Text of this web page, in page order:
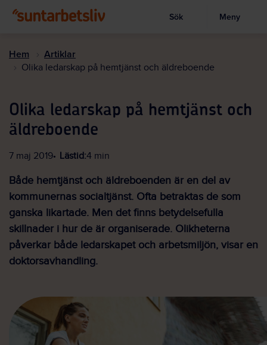
huvudinnehållet
Visa sökruta
Sök Meny
Hem Artiklar
Olika ledarskap på hemtjänst och äldreboende
Olika ledarskap på hemtjänst och
äldreboende
7 maj 2019 Lästid:4 min
Både hemtjänst och äldreboenden är en del av
kommunernas socialtjänst. Ofta betraktas de som
ganska likartade. Men det finns betydelsefulla
skillnader i hur de är organiserade. Olikheterna
påverkar både ledarskapet och arbetsmiljön, visar en
doktorsavhandling.